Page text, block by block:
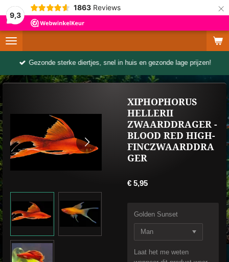
9,3
1863 Reviews ×
Gezonde sterke diertjes, snel in huis en gezonde lage prijzen!
XIPHOPHORUS
HELLERII
ZWAARDDRAGER -
BLOOD RED HIGH-
FINCZWAARDDRA
GER
€ 5,95
Golden Sunset
Laat het me weten